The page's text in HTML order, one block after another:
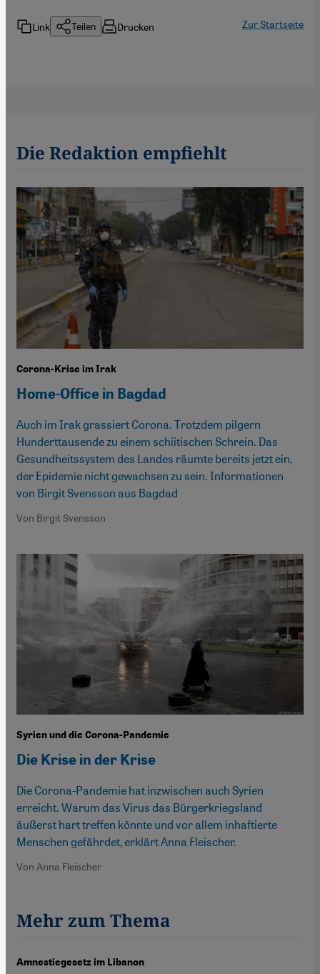
Link Teilen Drucken Zur Startseite
Die Redaktion empfiehlt
Corona-Krise im Irak
Home-Office in Bagdad
Auch im Irak grassiert Corona. Trotzdem pilgern
Hunderttausende zu einem schiitischen Schrein. Das
Gesundheitssystem des Landes räumte bereits jetzt ein,
der Epidemie nicht gewachsen zu sein. Informationen
von Birgit Svensson aus Bagdad
Von Birgit Svensson
Syrien und die Corona-Pandemie
Die Krise in der Krise
Die Corona-Pandemie hat inzwischen auch Syrien
erreicht. Warum das Virus das Bürgerkriegsland
äußerst hart treffen könnte und vor allem inhaftierte
Menschen gefährdet, erklärt Anna Fleischer.
Von Anna Fleischer
Mehr zum Thema
Amnestiegesetz im Libanon